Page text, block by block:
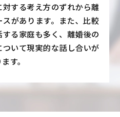
する考え方のずれから離
があります。また、比較
る家庭も多く、離婚後の
いて現実的な話し合いが
す。